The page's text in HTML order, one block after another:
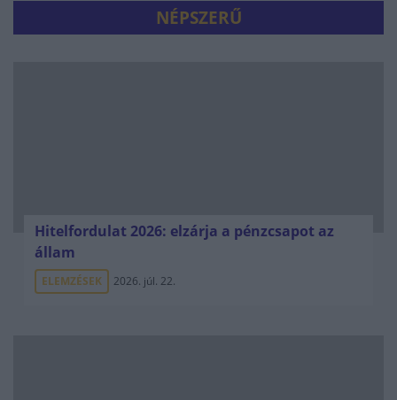
NÉPSZERŰ
Hitelfordulat 2026: elzárja a pénzcsapot az
állam
ELEMZÉSEK 2026. júl. 22.